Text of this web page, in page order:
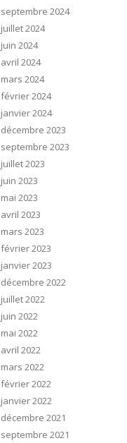
septembre 2024
juillet 2024
juin 2024
avril 2024
mars 2024
février 2024
janvier 2024
décembre 2023
septembre 2023
juillet 2023
juin 2023
mai 2023
avril 2023
mars 2023
février 2023
janvier 2023
décembre 2022
juillet 2022
juin 2022
mai 2022
avril 2022
mars 2022
février 2022
janvier 2022
décembre 2021
septembre 2021